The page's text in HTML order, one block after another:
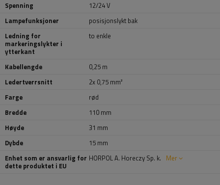
Spenning
12/24 V
Lampefunksjoner
posisjonslykt bak
Ledning for
markeringslykter i
ytterkant
to enkle
Kabellengde
0,25 m
Ledertverrsnitt
2x 0,75 mm²
Farge
rød
Bredde
110 mm
Høyde
31 mm
Dybde
15 mm
Enhet som er ansvarlig for
dette produktet i EU
HORPOL A. Horeczy Sp. k. Mer